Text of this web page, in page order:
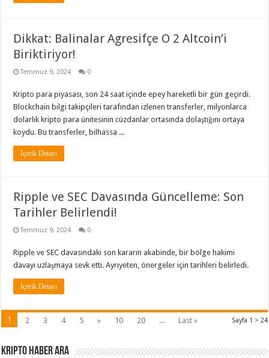
Dikkat: Balinalar Agresifçe O 2 Altcoin’i
Biriktiriyor!
Temmuz 9, 2024 0
Kripto para piyasası, son 24 saat içinde epey hareketli bir gün geçirdi.
Blockchain bilgi takipçileri tarafından izlenen transferler, milyonlarca
dolarlık kripto para ünitesinin cüzdanlar ortasında dolaştığını ortaya
koydu. Bu transferler, bilhassa ...
İçerik Detayı
Ripple ve SEC Davasında Güncelleme: Son
Tarihler Belirlendi!
Temmuz 9, 2024 0
Ripple ve SEC davasındaki son kararın akabinde, bir bölge hakimi
davayı uzlaşmaya sevk etti. Ayrıyeten, önergeler için tarihleri belirledi.
İçerik Detayı
Sayfa 1 > 24
1 2 3 4 5 » 10 20 ... Last »
Kripto Haber ARA